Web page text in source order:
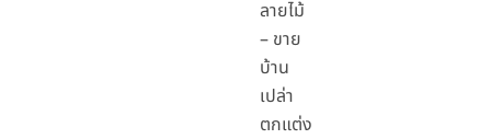
ลายไม้
– ขาย
บ้าน
เปล่า
ตกแต่ง